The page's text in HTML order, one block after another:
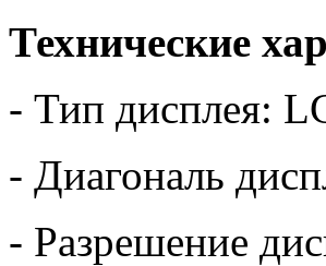
Технические
- Тип дисплея:
- Диагональ
- Разрешение